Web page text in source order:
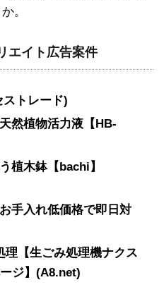
。
エイト広告案件
トレード)
然植物活力液【HB-
植木鉢【bachi】
手入れ低価格で即日対
理【生ごみ処理機ナクス
ジ】(A8.net)